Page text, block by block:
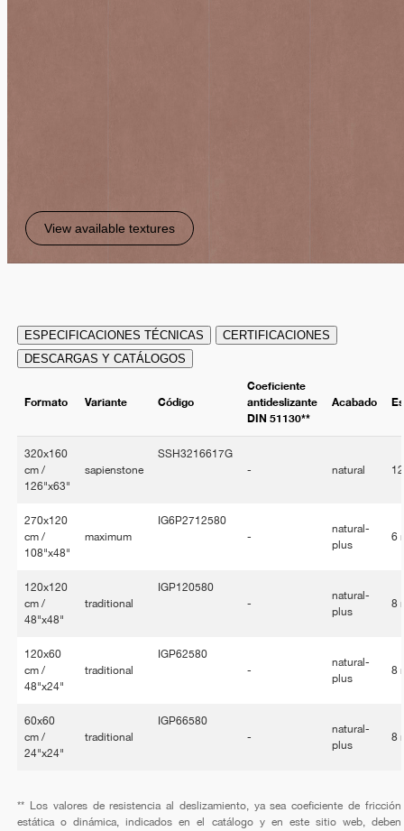
View available textures
ESPECIFICACIONES TÉCNICAS
CERTIFICACIONES
DESCARGAS Y CATÁLOGOS
Formato Variante Código
Coeficiente
antideslizante
DIN 51130**
Acabado
320x160
cm /
126"x63"
sapienstone
SSH3216617G
-
natural
270x120
cm /
108"x48"
maximum
IG6P2712580
-
natural-
plus
6
120x120
cm /
48"x48"
traditional
IGP120580
-
natural-
plus
8
120x60
cm /
48"x24"
traditional
IGP62580
-
natural-
plus
8
60x60
cm /
24"x24"
traditional
IGP66580
-
natural-
plus
8
** Los valores de resistencia al deslizamiento, ya sea coeficiente de fricción
estática o dinámica, indicados en el catálogo y en este sitio web, deben